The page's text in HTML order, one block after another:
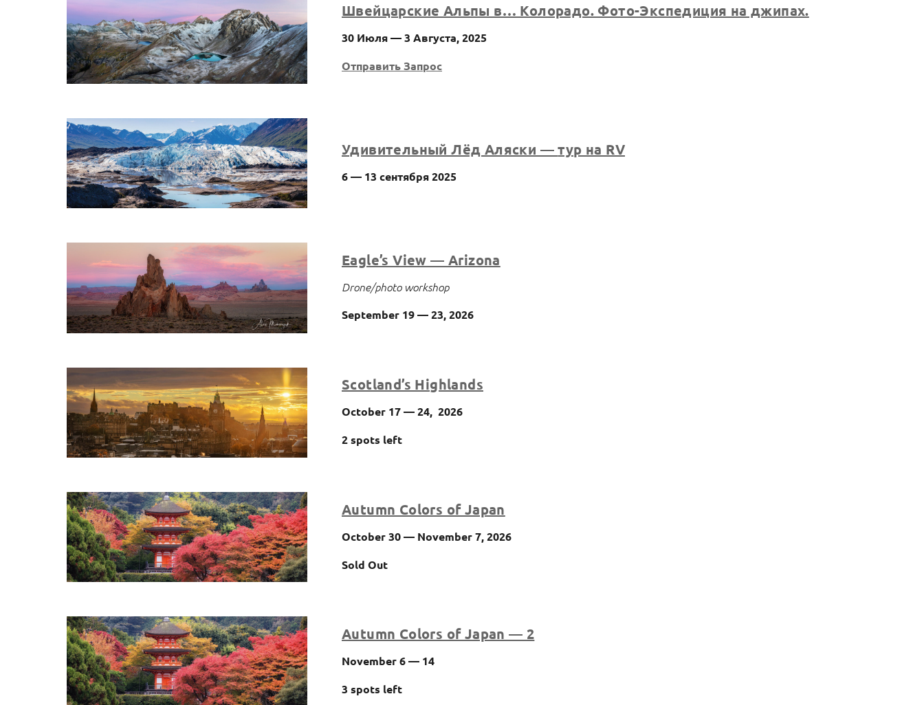
Швейцарские Альпы в… Колорадо. Фото-Экспедиция на джипах.
30 Июля — 3 Августа, 2025
Отправить Запрос
Удивительный Лёд Аляски —тур на RV
6 — 13 сентября 2025
Eagle’s View — Arizona
Drone/photo workshop
September 19 — 23, 2026
Scotland’s Highlands
October 17 — 24, 2026
2 spots left
Autumn Colors of Japan
October 30 — November 7, 2026
Sold Out
Autumn Colors of Japan — 2
November 6 — 14
3 spots left